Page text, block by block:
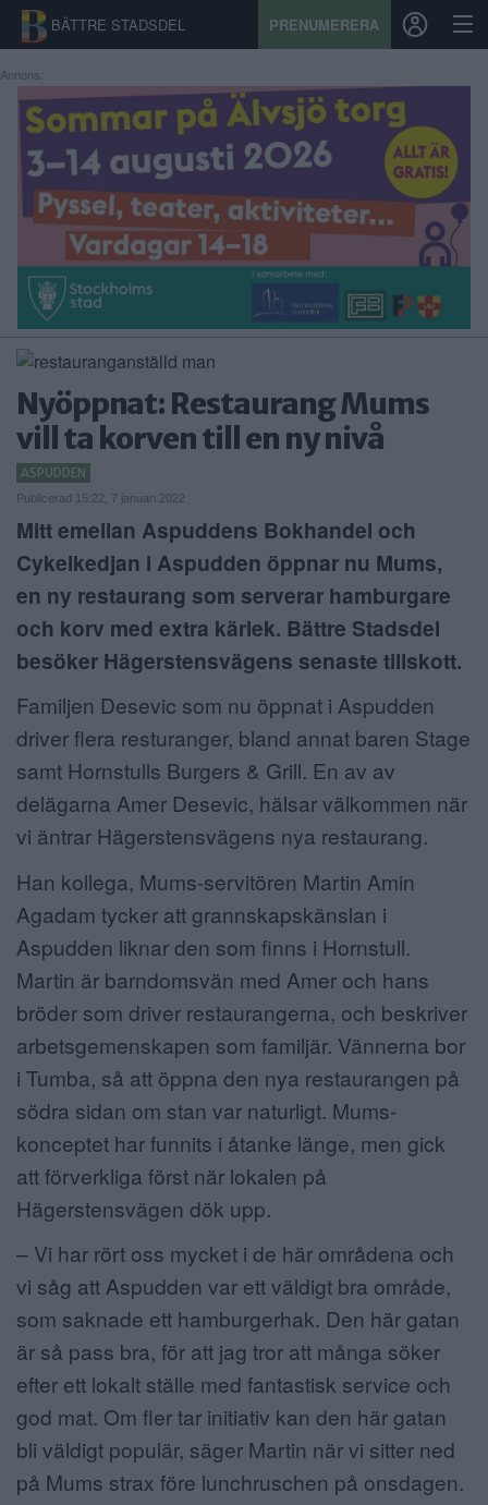
BÄTTRE STADSDEL PRENUMERERA
START
STADSDEL
PRENUMERATION
SPORT
ÅSIKTER
KALENDER
KONTAKT
SAMARBETEN
ANNONSERA
NÄRINGSLIV
Annons:
Nyöppnat: Restaurang Mums
vill ta korven till en ny nivå
ASPUDDEN
Publicerad 15:22, 7 januari 2022
Mitt emellan Aspuddens Bokhandel och
Cykelkedjan i Aspudden öppnar nu Mums,
en ny restaurang som serverar hamburgare
och korv med extra kärlek. Bättre Stadsdel
besöker Hägerstensvägens senaste tillskott.
Familjen Desevic som nu öppnat i Aspudden
driver flera resturanger, bland annat baren Stage
samt Hornstulls Burgers & Grill. En av av
delägarna Amer Desevic, hälsar välkommen när
vi äntrar Hägerstensvägens nya restaurang.
Han kollega, Mums-servitören Martin Amin
Agadam tycker att grannskapskänslan i
Aspudden liknar den som finns i Hornstull.
Martin är barndomsvän med Amer och hans
bröder som driver restaurangerna, och beskriver
arbetsgemenskapen som familjär. Vännerna bor
i Tumba, så att öppna den nya restaurangen på
södra sidan om stan var naturligt. Mums-
konceptet har funnits i åtanke länge, men gick
att förverkliga först när lokalen på
Hägerstensvägen dök upp.
– Vi har rört oss mycket i de här områdena och
vi såg att Aspudden var ett väldigt bra område,
som saknade ett hamburgerhak. Den här gatan
är så pass bra, för att jag tror att många söker
efter ett lokalt ställe med fantastisk service och
god mat. Om fler tar initiativ kan den här gatan
bli väldigt populär, säger Martin när vi sitter ned
på Mums strax före lunchruschen på onsdagen.